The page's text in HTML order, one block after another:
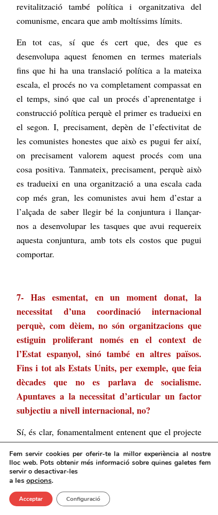
revitalització també política i organitzativa del
comunisme, encara que amb moltíssims límits.
En tot cas, sí que és cert que, des que es
desenvolupa aquest fenomen en termes materials
fins que hi ha una translació política a la mateixa
escala, el procés no va completament compassat en
el temps, sinó que cal un procés d’aprenentatge i
construcció política perquè el primer es tradueixi en
el segon. I, precisament, depèn de l’efectivitat de
les comunistes honestes que això es pugui fer així,
on precisament valorem aquest procés com una
cosa positiva. Tanmateix, precisament, perquè això
es tradueixi en una organització a una escala cada
cop més gran, les comunistes avui hem d’estar a
l’alçada de saber llegir bé la conjuntura i llançar-
nos a desenvolupar les tasques que avui requereix
aquesta conjuntura, amb tots els costos que pugui
comportar.
7- Has esmentat, en un moment donat, la
necessitat d’una coordinació internacional
perquè, com dèiem, no són organitzacions que
estiguin proliferant només en el context de
l’Estat espanyol, sinó també en altres països.
Fins i tot als Estats Units, per exemple, que feia
dècades que no es parlava de socialisme.
Apuntaves a la necessitat d’articular un factor
subjectiu a nivell internacional, no?
Sí, és clar, fonamentalment entenent que el projecte
del comunisme és el projecte del proletariat com a
classe internacional. És a dir, no cal entendre que
les tasques de les comunistes avui concerneixen
només a un àmbit nacional o estatal determinat, on
el tan manit per algunsinternacionalisme proletari
Fem servir cookies per oferir-te la millor experiència al nostre
lloc web. Pots obtenir més informació sobre quines galetes fem
servir o desactivar-les
a les opcions.
Acceptar Configuració